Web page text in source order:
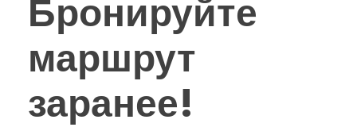
Бронируйте
маршрут
заранее!